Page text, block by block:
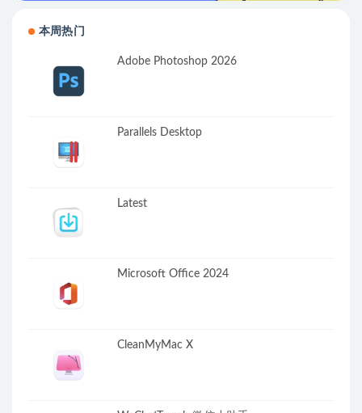
本周热门
Adobe Photoshop 2026
Parallels Desktop
Latest
Microsoft Office 2024
CleanMyMac X